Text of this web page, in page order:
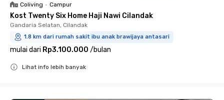
Coliving • Campur
Kost Twenty Six Home Haji Nawi Cilandak
Gandaria Selatan, Cilandak
1.8 km dari rumah sakit ibu anak brawijaya antasari
mulai dari Rp3.100.000 /bulan
Lihat info lebih banyak